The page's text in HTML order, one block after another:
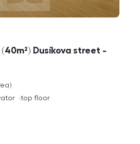
Dusíkova street -
top floor